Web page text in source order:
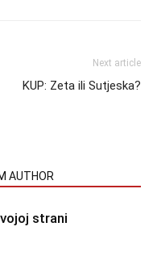
Next article
KUP: Zeta ili Sutjeska?
AUTHOR
strani